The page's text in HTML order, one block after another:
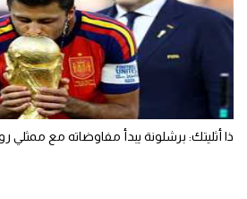
ذا أثليتك: برشلونة يبدأ مفاوضاته مع ممثلي